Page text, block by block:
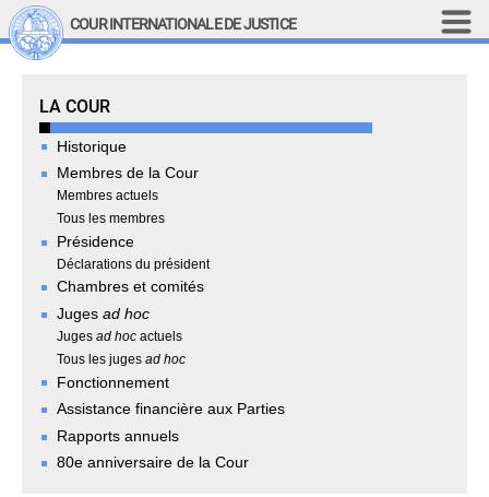
Aller au contenu principal
COUR INTERNATIONALE DE JUSTICE
The Court
LA COUR
Historique
Membres de la Cour
Membres actuels
Tous les membres
Présidence
Déclarations du président
Chambres et comités
Juges ad hoc
Juges ad hoc actuels
Tous les juges ad hoc
Fonctionnement
Assistance financière aux Parties
Rapports annuels
80e anniversaire de la Cour
Top Menu
Recherche sur le site
English
Main navigation
LA COUR
Historique
Membres de la Cour
Membres actuels
Tous les membres
Présidence
Déclarations du président
Chambres et comités
Juges ad hoc